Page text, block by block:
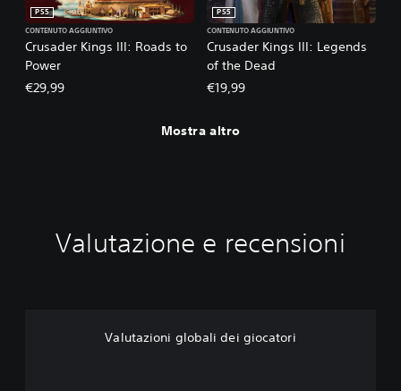
Crusader Kings III: Roads to
Power
PS5
CONTENUTO AGGIUNTIVO
€29,99
Crusader Kings III: Legends
of the Dead
PS5
CONTENUTO AGGIUNTIVO
€19,99
Mostra altro
Valutazione e recensioni
Valutazioni globali dei giocatori